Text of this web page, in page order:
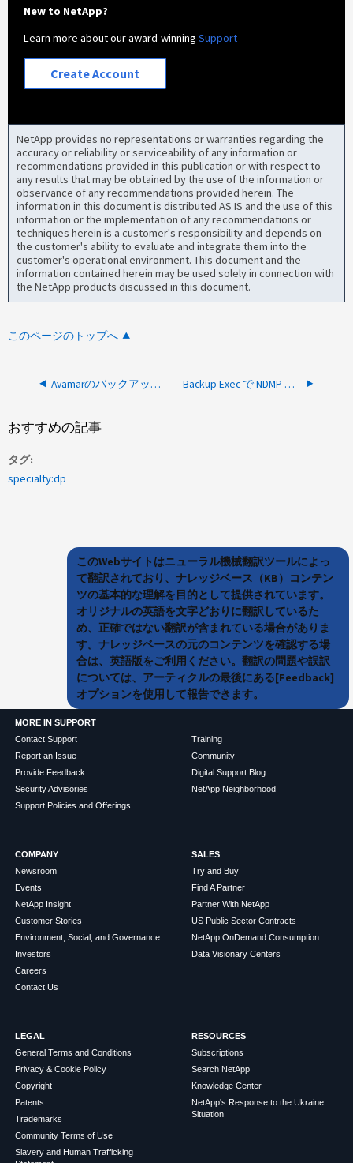
New to NetApp?
Learn more about our award-winningSupport
Create Account
NetApp provides no representations or warranties regarding the
accuracy or reliability or serviceability of any information or
recommendations provided in this publication or with respect to
any results that may be obtained by the use of the information or
observance of any recommendations provided herein. The
information in this document is distributed AS IS and the use of this
information or the implementation of any recommendations or
techniques herein is a customer's responsibility and depends on
the customer's ability to evaluate and integrate them into the
customer's operational environment. This document and the
information contained herein may be used solely in connection with
the NetApp products discussed in this document.
このページのトップへ
Avamarのバックアップに「NDMP_DATA_LISTEN returned status NDMP_IO_ERR」と表示される Backup Exec で NDMP バックアップ用のボリュームを参照できません
おすすめの記事
タグ
specialty:dp
このWebサイトはニューラル機械翻訳ツールによっ
て翻訳されており、ナレッジベース（KB）コンテン
ツの基本的な理解を目的として提供されています。
オリジナルの英語を文字どおりに翻訳しているた
め、正確ではない翻訳が含まれている場合がありま
す。ナレッジベースの元のコンテンツを確認する場
合は、英語版をご利用ください。翻訳の問題や誤訳
については、アーティクルの最後にある[Feedback]
オプションを使用して報告できます。
MORE IN SUPPORT
Contact Support
Report an Issue
Provide Feedback
Security Advisories
Support Policies and Offerings
Training
Community
Digital Support Blog
NetApp Neighborhood
COMPANY
Newsroom
Events
NetApp Insight
Customer Stories
Environment, Social, and Governance
Investors
Careers
Contact Us
SALES
Try and Buy
Find A Partner
Partner With NetApp
US Public Sector Contracts
NetApp OnDemand Consumption
Data Visionary Centers
LEGAL
General Terms and Conditions
Privacy & Cookie Policy
Copyright
Patents
Trademarks
Community Terms of Use
Slavery and Human Trafficking
RESOURCES
Subscriptions
Search NetApp
Knowledge Center
NetApp's Response to the Ukraine
Situation